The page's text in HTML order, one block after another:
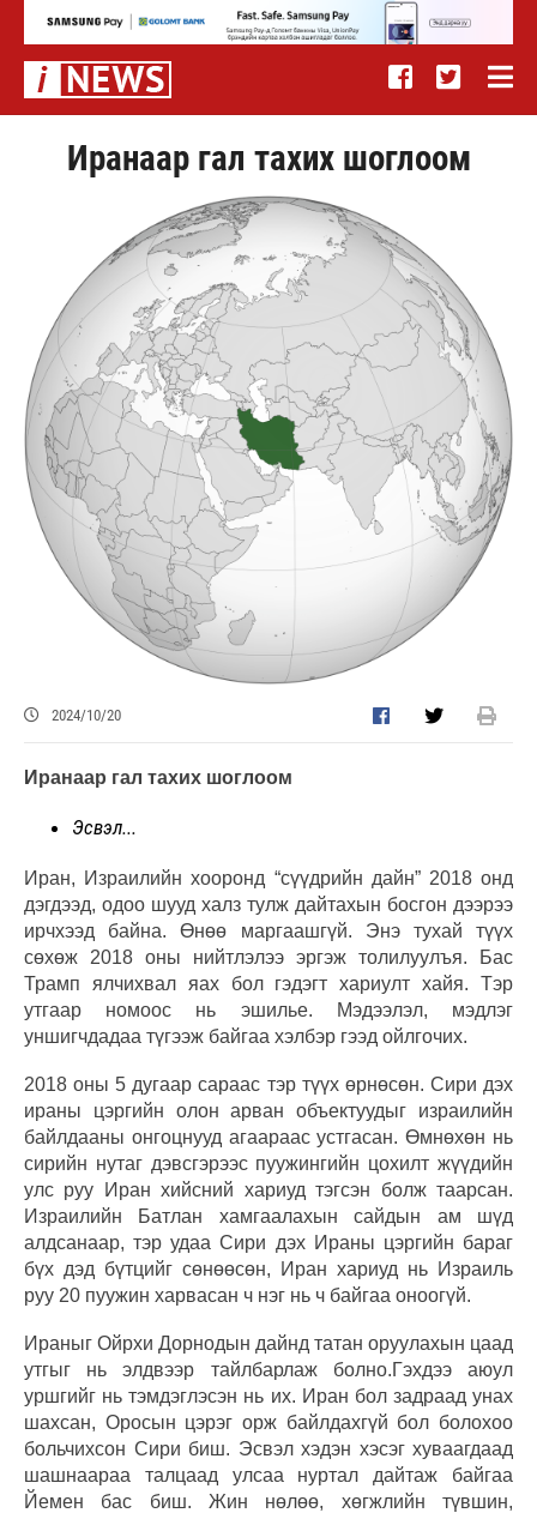
Иранаар гал тахих шоглоом
2024/10/20
Иранаар гал тахих шоглоом
Эсвэл...
Иран, Израилийн хооронд “сүүдрийн дайн” 2018 онд
дэгдээд, одоо шууд халз тулж дайтахын босгон дээрээ
ирчхээд байна. Өнөө маргаашгүй. Энэ тухай түүх
сөхөж 2018 оны нийтлэлээ эргэж толилуулъя. Бас
Трамп ялчихвал яах бол гэдэгт хариулт хайя. Тэр
утгаар номоос нь эшилье. Мэдээлэл, мэдлэг
уншигчдадаа түгээж байгаа хэлбэр гээд ойлгочих.
2018 оны 5 дугаар сараас тэр түүх өрнөсөн. Сири дэх
ираны цэргийн олон арван объектуудыг израилийн
байлдааны онгоцнууд агаараас устгасан. Өмнөхөн нь
сирийн нутаг дэвсгэрээс пуужингийн цохилт жүүдийн
улс руу Иран хийсний хариуд тэгсэн болж таарсан.
Израилийн Батлан хамгаалахын сайдын ам шүд
алдсанаар, тэр удаа Сири дэх Ираны цэргийн бараг
бүх дэд бүтцийг сөнөөсөн, Иран хариуд нь Израиль
руу 20 пуужин харвасан ч нэг нь ч байгаа оноогүй.
Ираныг Ойрхи Дорнодын дайнд татан оруулахын цаад
утгыг нь элдвээр тайлбарлаж болно.Гэхдээ аюул
уршгийг нь тэмдэглэсэн нь их. Иран бол задраад унах
шахсан, Оросын цэрэг орж байлдахгүй бол болохоо
больчихсон Сири биш. Эсвэл хэдэн хэсэг хуваагдаад
шашнаараа талцаад улсаа нуртал дайтаж байгаа
Йемен бас биш. Жин нөлөө, хөгжлийн түвшин,